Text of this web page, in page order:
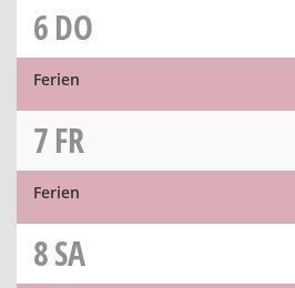
6DO
Ferien
7FR
Ferien
8SA